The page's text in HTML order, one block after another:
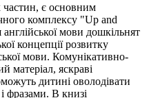
частин, є основним
комплексу "Up and
мови дошкільнят
концепції розвитку
мови. Комунікативно-
матеріал, яскраві
дитині оволодівати
фразами. В книзі